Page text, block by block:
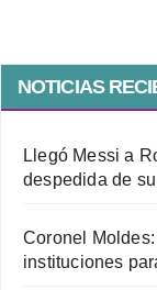
NOTICIAS
Llegó Messi a
despedida de
Coronel
instituciones